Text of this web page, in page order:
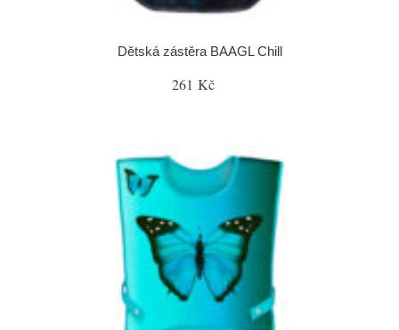
Dětská zástěra BAAGL Chill
261 Kč